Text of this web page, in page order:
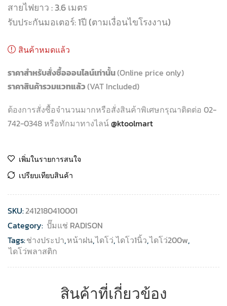
สายไฟยาว : 3.6 เมตร
รับประกันมอเตอร์: 1ปี (ตามเงื่อนไขโรงงาน)
สินค้าหมดแล้ว
ราคาสำหรับสั่งซื้อออนไลน์เท่านั้น(Online price only)
ราคาสินค้ารวมแวทแล้ว(VAT Included)
ต้องการสั่งซื้อจำนวนมากหรือสั่งสินค้าพิเศษกรุณาติดต่อ 02-
742-0348 หรือทักมาทางไลน์@ktoolmart
เพิ่มในรายการสนใจ
เปรียบเทียบสินค้า
SKU:2412180410001
Category: ปั๊มแช่ RADISON
Tags:ช่างประปา,หน้าฝน,ไดโว่,ไดโว1นิ้ว,ไดโว่200w,
ไดโว่พลาสติก
สินค้าที่เกี่ยวข้อง